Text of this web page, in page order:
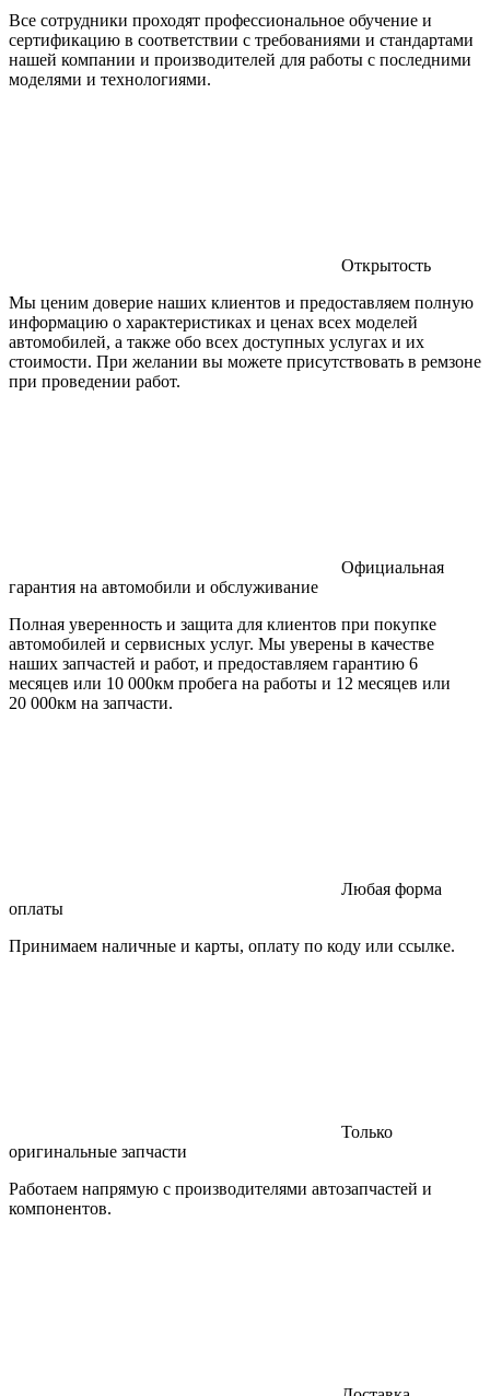
Все сотрудники проходят профессиональное обучение и
сертификацию в соответствии с требованиями и стандартами
нашей компании и производителей для работы с последними
моделями и технологиями.
Открытость
Мы ценим доверие наших клиентов и предоставляем полную
информацию о характеристиках и ценах всех моделей
автомобилей, а также обо всех доступных услугах и их
стоимости. При желании вы можете присутствовать в ремзоне
при проведении работ.
Официальная
гарантия на автомобили и обслуживание
Полная уверенность и защита для клиентов при покупке
автомобилей и сервисных услуг. Мы уверены в качестве
наших запчастей и работ, и предоставляем гарантию 6
месяцев или 10 000км пробега на работы и 12 месяцев или
20 000км на запчасти.
Любая форма
оплаты
Принимаем наличные и карты, оплату по коду или ссылке.
Только
оригинальные запчасти
Работаем напрямую с производителями автозапчастей и
компонентов.